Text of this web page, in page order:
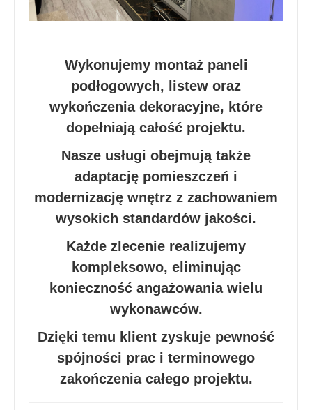
Wykonujemy montaż paneli
podłogowych, listew oraz
wykończenia dekoracyjne, które
dopełniają całość projektu.
Nasze usługi obejmują także
adaptację pomieszczeń i
modernizację wnętrz z zachowaniem
wysokich standardów jakości.
Każde zlecenie realizujemy
kompleksowo, eliminując
konieczność angażowania wielu
wykonawców.
Dzięki temu klient zyskuje pewność
spójności prac i terminowego
zakończenia całego projektu.